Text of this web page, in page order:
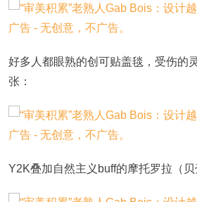
好多人都眼熟的创可贴盖毯，受伤的
张：
Y2K叠加自然主义buff的摩托罗拉（贝